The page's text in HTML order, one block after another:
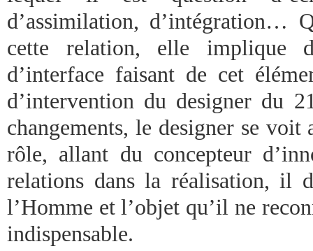
d’assimilation, d’intégration…
cette relation, elle implique
d’interface faisant de cet
d’intervention du designer du
changements, le designer se
rôle, allant du concepteur
relations dans la réalisation, il
l’Homme et l’objet qu’il ne
indispensable.